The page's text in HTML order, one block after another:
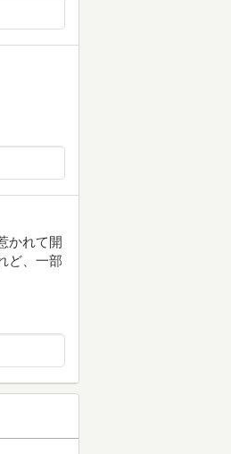
かれて開
ど、一部